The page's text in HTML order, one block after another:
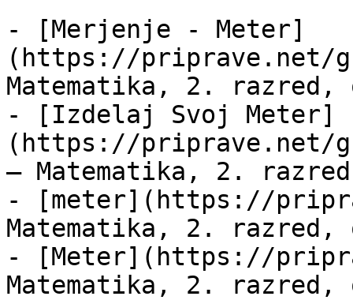
- [Merjenje - Meter]
(https://priprave.net/
Matematika, 2. razred,
- [Izdelaj Svoj Meter]
(https://priprave.net/
— Matematika, 2.
- [meter](https://
Matematika, 2. razred,
- [Meter](https://
Matematika, 2. razred,